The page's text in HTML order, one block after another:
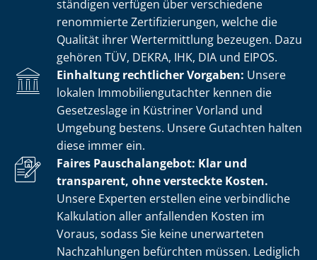
stän­di­gen verfügen über verschiedene
renommierte Zer­ti­fi­zie­run­gen, welche die
Qualität ihrer Wertermittlung bezeugen. Dazu
gehören TÜV, DEKRA, IHK, DIA und EIPOS.
Einhaltung rechtlicher Vorgaben: Unsere
lokalen Im­mo­bi­li­en­gut­ach­ter kennen die
Gesetzeslage in Küstriner Vorland und
Umgebung bestens. Unsere Gutachten halten
diese immer ein.
Faires Pauschalangebot: Klar und
transparent, ohne versteckte Kosten.
Unsere Experten erstellen eine verbindliche
Kalkulation aller anfallenden Kosten im
Voraus, sodass Sie keine unerwarteten
Nachzahlungen befürchten müssen. Lediglich